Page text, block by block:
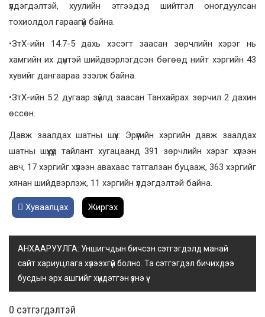
үлдэгдэлтэй, хуулийн этгээдэд шийтгэл оногдуулсан
тохиолдол гараагүй байна.
•ЗтХ-ийн 14.7-5 дахь хэсэгт заасан зөрчлийн хэрэг нь
хамгийн их дүнтэй шийдвэрлэгдсэн бөгөөд нийт хэргийн 43
хувийг дангаараа эзэлж байна.
•ЗтХ-ийн 5.2 дугаар зүйлд заасан Танхайрах зөрчил 2 дахин
өссөн.
Давж заалдах шатны шүүх: Эрүүгийн хэргийн давж заалдах
шатны шүүхүүд тайлант хугацаанд 391 зөрчлийн хэрэг хүлээн
авч, 17 хэргийг хүлээн авахаас татгалзан буцааж, 363 хэргийг
хянан шийдвэрлэж, 11 хэргийн үлдэгдэлтэй байна.
Хуваалцах Жиргэх
АНХААРУУЛГА: Уншигчдын бичсэн сэтгэгдэлд манай
сайт хариуцлага хүлээхгүй болно. Та сэтгэгдэл бичихдээ
бусдын эрх ашгийг хүндэтгэн үзнэ үү.
0 cэтгэгдэлтэй